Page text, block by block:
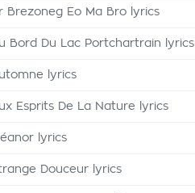
Brezoneg Eo Ma Bro lyrics
Bord Du Lac Portchartrain lyrics
lyrics
Esprits De La Nature lyrics
lyrics
Douceur lyrics